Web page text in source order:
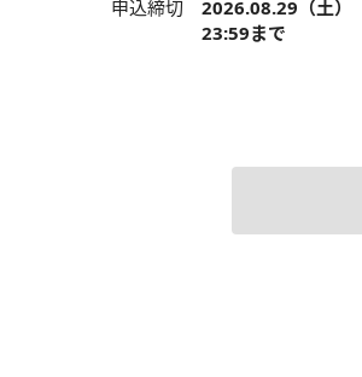
申込締切 2026.08.29（土）
23:59まで